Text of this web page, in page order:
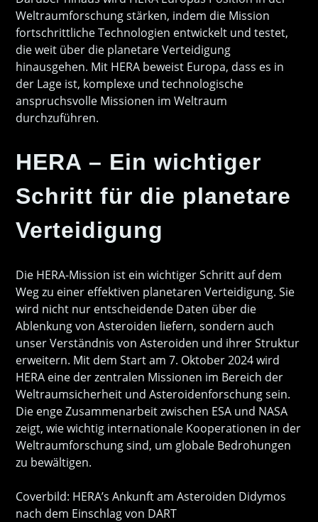
Weltraumforschung stärken, indem die Mission
fortschrittliche Technologien entwickelt und testet,
die weit über die planetare Verteidigung
hinausgehen. Mit HERA beweist Europa, dass es in
der Lage ist, komplexe und technologische
anspruchsvolle Missionen im Weltraum
durchzuführen.
HERA – Ein wichtiger
Schritt für die planetare
Verteidigung
Die HERA-Mission ist ein wichtiger Schritt auf dem
Weg zu einer effektiven planetaren Verteidigung. Sie
wird nicht nur entscheidende Daten über die
Ablenkung von Asteroiden liefern, sondern auch
unser Verständnis von Asteroiden und ihrer Struktur
erweitern. Mit dem Start am 7. Oktober 2024 wird
HERA eine der zentralen Missionen im Bereich der
Weltraumsicherheit und Asteroidenforschung sein.
Die enge Zusammenarbeit zwischen ESA und NASA
zeigt, wie wichtig internationale Kooperationen in der
Weltraumforschung sind, um globale Bedrohungen
zu bewältigen.
Coverbild: HERA’s Ankunft am Asteroiden Didymos
nach dem Einschlag von DART